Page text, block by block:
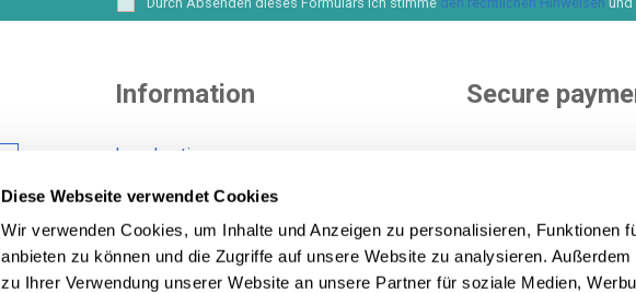
Diese Webseite verwendet Cookies
Wir verwenden Cookies, um Inhalte und Anzeigen zu personalisieren, Funktionen
anbieten zu können und die Zugriffe auf unsere Website zu analysieren.
zu Ihrer Verwendung unserer Website an unsere Partner für soziale Medien,
Information
Legal notice
Shipping conditions
Cookies policy
Privacy policy
Secure
You choose how to
options to pay and
purchase.
See all